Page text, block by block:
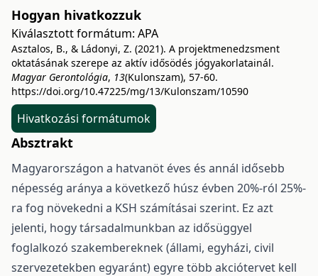
Hogyan hivatkozzuk
Kiválasztott formátum: APA
Asztalos, B., & Ládonyi, Z. (2021). A projektmenedzsment
oktatásának szerepe az aktív idősödés jógyakorlatainál.
Magyar Gerontológia, 13(Kulonszam), 57-60.
https://doi.org/10.47225/mg/13/Kulonszam/10590
Hivatkozási formátumok
Absztrakt
Magyarországon a hatvanöt éves és annál idősebb
népesség aránya a következő húsz évben 20%-ról 25%-
ra fog növekedni a KSH számításai szerint. Ez azt
jelenti, hogy társadalmunkban az idősüggyel
foglalkozó szakembereknek (állami, egyházi, civil
szervezetekben egyaránt) egyre több akciótervet kell